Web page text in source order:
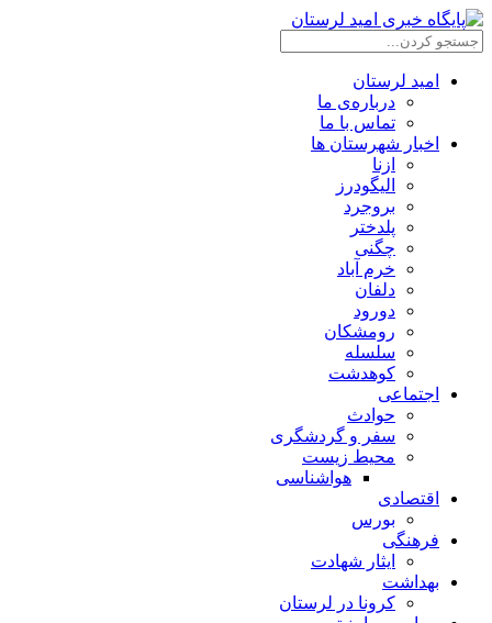
امید لرستان
درباره‌ی ما
تماس با ما
اخبار شهرستان ها
ازنا
الیگودرز
بروجرد
پلدختر
چگنی
خرم آباد
دلفان
دورود
رومشکان
سلسله
کوهدشت
اجتماعی
حوادث
سفر و گردشگری
محیط زیست
هواشناسی
اقتصادی
بورس
فرهنگی
ایثار شهادت
بهداشت
کرونا در لرستان